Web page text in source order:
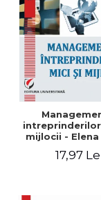
mijlocii - Elena
Roxana Carmen
17,97